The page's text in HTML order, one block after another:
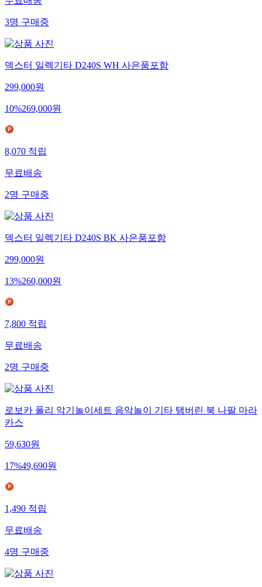
무료배송
3명구매중
덱스터 일렉기타 D240S WH 사은품포함
299,000원
10%269,000원
8,070적립
무료배송
2명구매중
덱스터 일렉기타 D240S BK 사은품포함
299,000원
13%260,000원
7,800적립
무료배송
2명구매중
로보카 폴리 악기놀이세트 음악놀이 기타 탬버린 북 나팔 마라
카스
59,630원
17%49,690원
1,490적립
무료배송
4명구매중